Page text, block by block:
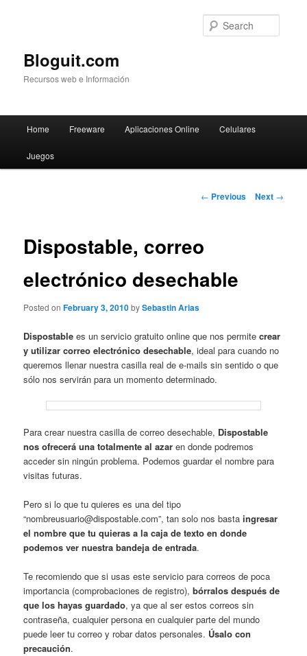
Bloguit.com
Recursos web e Información
Skip
to
Home Freeware Aplicaciones Online Celulares
Juegos
Post
← Previous Next →
Dispostable, correo
electrónico desechable
Posted onFebruary 3, 2010bySebastin Arias
Dispostable es un servicio gratuito online que nos permitecrear
y utilizar correo electrónico desechable, ideal para cuando no
queremos llenar nuestra casilla real de e-mails sin sentido o que
sólo nos servirán para un momento determinado.
Para crear nuestra casilla de correo desechable, Dispostable
nos ofrecerá una totalmente al azar en donde podremos
acceder sin ningún problema. Podemos guardar el nombre para
visitas futuras.
Pero si lo que tu quieres es una del tipo
“nombreusuario@dispostable.com”, tan solo nos bastaingresar
el nombre que tu quieras a la caja de texto en donde
podemos ver nuestra bandeja de entrada.
Te recomiendo que si usas este servicio para correos de poca
importancia (comprobaciones de registro),bórralos después de
que los hayas guardado, ya que al ser estos correos sin
contraseña, cualquier persona en cualquier parte del mundo
puede leer tu correo y robar datos personales. Úsalo con
precaución.